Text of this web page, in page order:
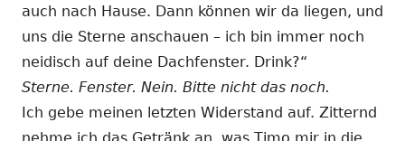
auch nach Hause. Dann können wir da liegen, und
uns die Sterne anschauen – ich bin immer noch
neidisch auf deine Dachfenster. Drink?“
Sterne. Fenster. Nein. Bitte nicht das noch.
Ich gebe meinen letzten Widerstand auf. Zitternd